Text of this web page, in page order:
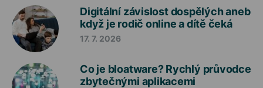
Digitální závislost dospělých aneb
když je rodič online a dítě čeká
17. 7. 2026
Co je bloatware? Rychlý průvodce
zbytečnými aplikacemi